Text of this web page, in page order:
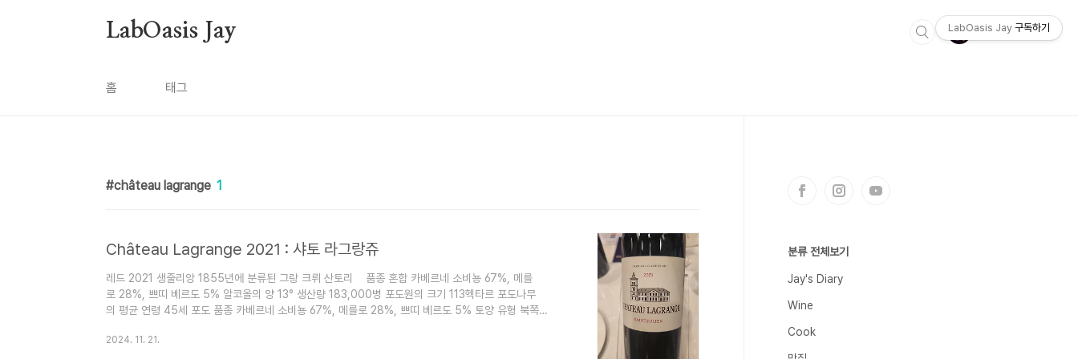
LabOasis Jay
홈 태그
château lagrange 1
Château Lagrange 2021 : 샤토 라그랑쥬
레드 2021 생줄리앙 1855년에 분류된 그랑 크뤼 산토리 품종 혼합 카베르네 소비뇽 67%, 메를
로 28%, 쁘띠 베르도 5% 알코올의 양 13° 생산량 183,000병 포도원의 크기 113헥타르 포도나무
의 평균 연령 45세 포도 품종 카베르네 소비뇽 67%, 메를로 28%, 쁘띠 베르도 5% 토양 유형 북쪽
성 : 21개월 사장님의 말씀 진홍색 색조가 있는 진한 붉은색. 딸기나 라즈베리와 같은 붉은 과일의 향
2024. 11. 21.
분류 전체보기
Jay's Diary
Wine
Cook
LabOasis Jay 구독하기